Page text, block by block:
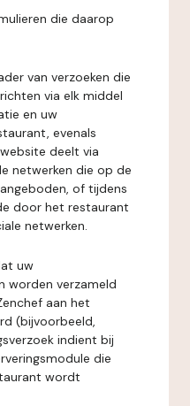
die daarop
van verzoeken die
via elk middel
en uw
evenals
deelt via
netwerken die op de
of tijdens
door het restaurant
netwerken.
uw
worden verzameld
aan het
(bijvoorbeeld,
indient bij
die
wordt